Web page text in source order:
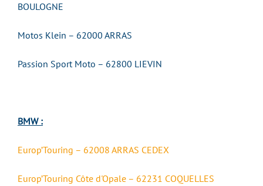
BOULOGNE
Motos Klein – 62000 ARRAS
Passion Sport Moto – 62800 LIEVIN
BMW :
Europ’Touring – 62008 ARRAS CEDEX
Europ’Touring Côte d'Opale – 62231 COQUELLES